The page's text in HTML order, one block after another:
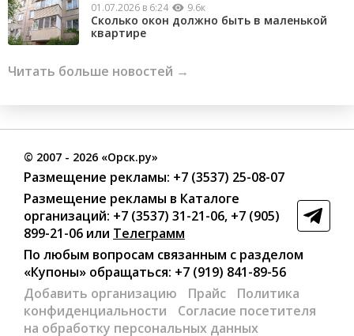
01.07.2026 в 6:24 9.6к
Сколько окон должно быть в маленькой
квартире
Читать больше новостей →
© 2007 - 2026 «Орск.ру»
Размещение рекламы: +7 (3537) 25-08-07
Размещение рекламы в Каталоге
организаций: +7 (3537) 31-21-06, +7 (905)
899-21-06 или Телеграмм
По любым вопросам связанным с разделом
«Купоны» обращаться: +7 (919) 841-89-56
Добавить организацию
Прайс
Политика
конфиденциальности
Согласие посетителя
на обработку персональных данных